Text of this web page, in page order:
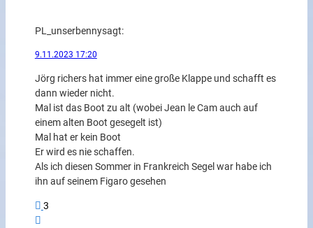
PL_unserbennysagt:
9.11.2023 17:20
Jörg richers hat immer eine große Klappe und schafft es
dann wieder nicht.
Mal ist das Boot zu alt (wobei Jean le Cam auch auf
einem alten Boot gesegelt ist)
Mal hat er kein Boot
Er wird es nie schaffen.
Als ich diesen Sommer in Frankreich Segel war habe ich
ihn auf seinem Figaro gesehen
3